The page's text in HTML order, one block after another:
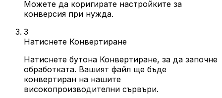
Можете да коригирате настройките за
конверсия при нужда.
3
Натиснете Конвертиране
Натиснете бутона Конвертиране, за да започне
обработката. Вашият файл ще бъде
конвертиран на нашите
високопроизводителни сървъри.